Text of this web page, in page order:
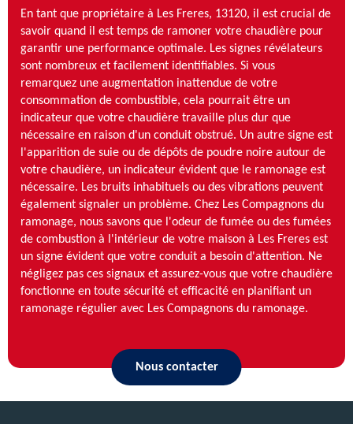
En tant que propriétaire à Les Freres, 13120, il est crucial de
savoir quand il est temps de ramoner votre chaudière pour
garantir une performance optimale. Les signes révélateurs
sont nombreux et facilement identifiables. Si vous
remarquez une augmentation inattendue de votre
consommation de combustible, cela pourrait être un
indicateur que votre chaudière travaille plus dur que
nécessaire en raison d'un conduit obstrué. Un autre signe est
l'apparition de suie ou de dépôts de poudre noire autour de
votre chaudière, un indicateur évident que le ramonage est
nécessaire. Les bruits inhabituels ou des vibrations peuvent
également signaler un problème. Chez Les Compagnons du
ramonage, nous savons que l'odeur de fumée ou des fumées
de combustion à l'intérieur de votre maison à Les Freres est
un signe évident que votre conduit a besoin d'attention. Ne
négligez pas ces signaux et assurez-vous que votre chaudière
fonctionne en toute sécurité et efficacité en planifiant un
ramonage régulier avec Les Compagnons du ramonage.
Nous contacter